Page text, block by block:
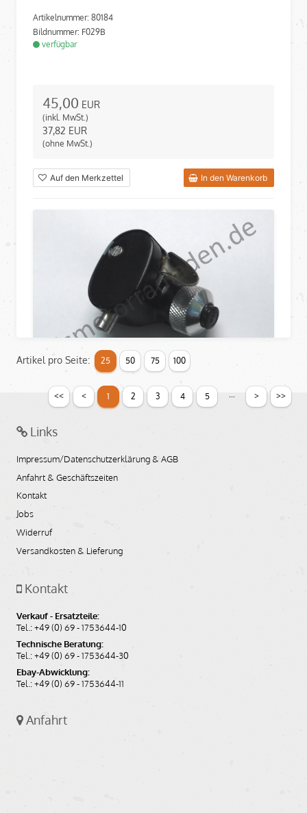
Artikelnummer: 80184
Bildnummer: F029B
verfügbar
45,00 EUR
(inkl. MwSt.)
37,82 EUR
(ohne MwSt.)
Auf den Merkzettel In den Warenkorb
Abblendschalter mechanisch für BMW R25
schwarz
Artikelnummer: 8048161
Bildnummer: E071
90,30
75,88EUR
Artikel pro Seite: 25 50 75 100
<< < 1 2 3 4 5 ... > >>
Links
Impressum/Datenschutzerklärung & AGB
Anfahrt & Geschäftszeiten
Kontakt
Jobs
Widerruf
Versandkosten & Lieferung
Kontakt
Verkauf - Ersatzteile:
Tel.: +49 (0) 69 - 1753644-10
Technische Beratung:
Tel.: +49 (0) 69 - 1753644-30
Ebay-Abwicklung:
Tel.: +49 (0) 69 - 1753644-11
Anfahrt